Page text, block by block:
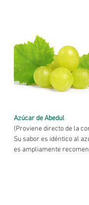
Azúcar de Abedul
(Proviene directo de la
Su sabor es idéntico al
es ampliamente